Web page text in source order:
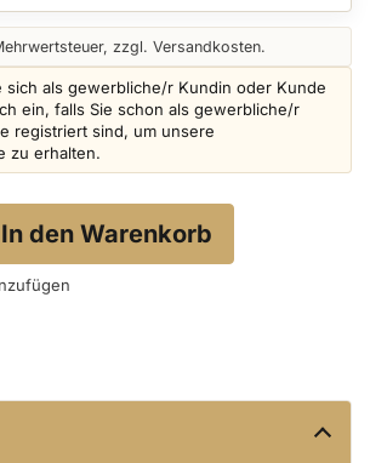
anzeigen
anzeigen
zzgl. Versandkosten.
sich als gewerbliche/r Kundin oder Kunde
ein, falls Sie schon als gewerbliche/r
registriert sind, um unsere
zu erhalten.
In den Warenkorb